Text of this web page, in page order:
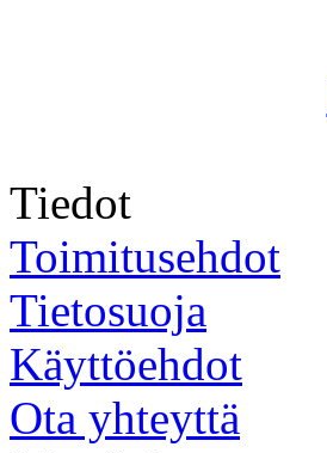
Tiedot
Toimitusehdot
Tietosuoja
Käyttöehdot
Ota yhteyttä